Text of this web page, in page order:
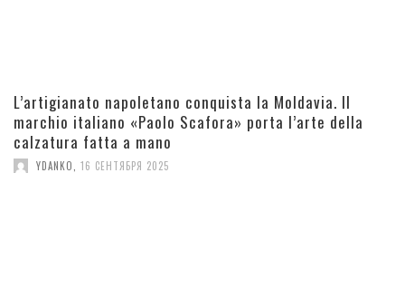
L’artigianato napoletano conquista la Moldavia. Il
marchio italiano «Paolo Scafora» porta l’arte della
calzatura fatta a mano
YDANKO 16 СЕНТЯБРЯ 2025